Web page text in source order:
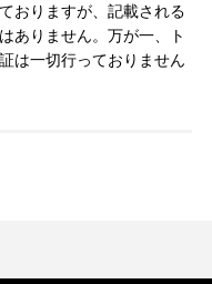
おりますが、記載される
ありません。万が一、ト
は一切行っておりません